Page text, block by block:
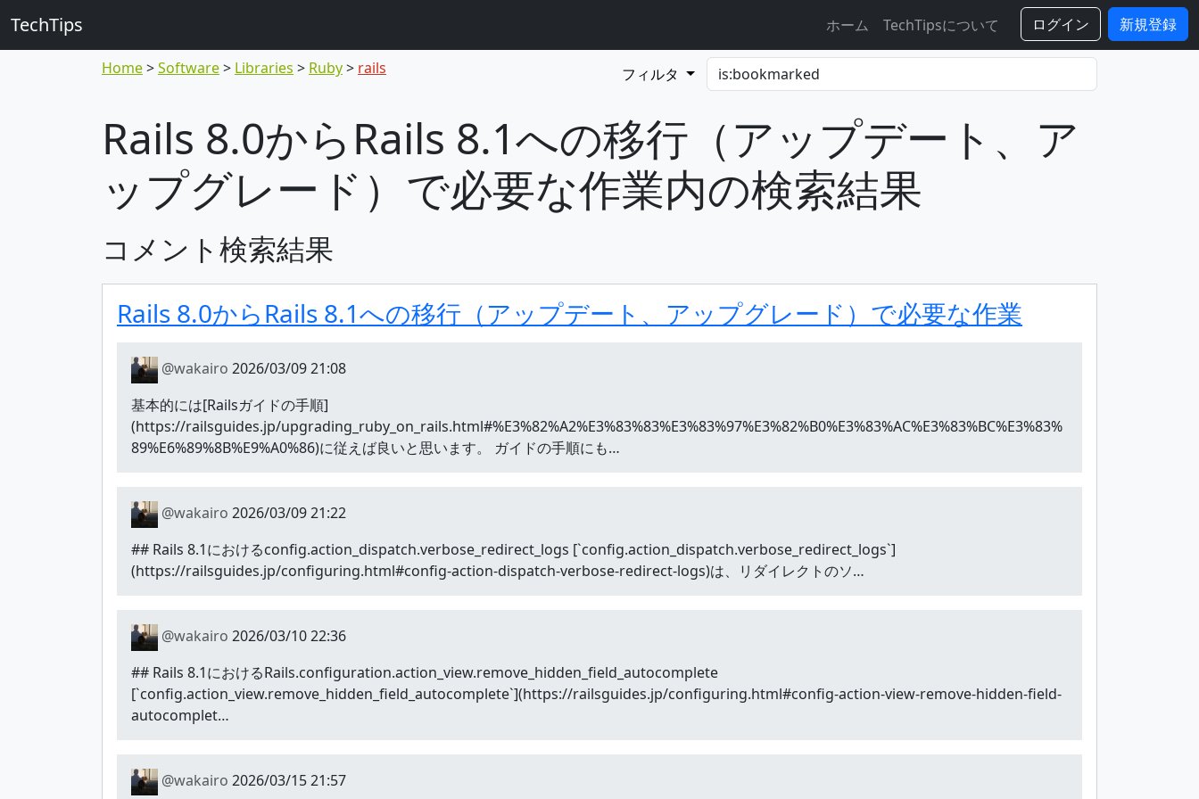
TechTips ホーム TechTipsについて ログイン 新規登録
Home Software Libraries Ruby rails フィルタ
Rails 8.0からRails 8.1への移行（アップデート、ア
ップグレード）で必要な作業内の検索結果
コメント検索結果
Rails 8.0からRails 8.1への移行（アップデート、アップグレード）で必要な作業
@wakairo 2026/03/09 21:08
基本的には[Railsガイドの手順]
(https://railsguides.jp/upgrading_ruby_on_rails.html#%E3%82%A2%E3%83%83%E3%83%97%E3%82%B0%E3%83%AC%E3%83%BC%E3%83%
89%E6%89%8B%E9%A0%86)に従えば良いと思います。 ガイドの手順にも…
@wakairo 2026/03/09 21:22
## Rails 8.1におけるconfig.action_dispatch.verbose_redirect_logs [`config.action_dispatch.verbose_redirect_logs`]
(https://railsguides.jp/configuring.html#config-action-dispatch-verbose-redirect-logs)は、リダイレクトのソ…
@wakairo 2026/03/10 22:36
## Rails 8.1におけるRails.configuration.action_view.remove_hidden_field_autocomplete
[`config.action_view.remove_hidden_field_autocomplete`](https://railsguides.jp/configuring.html#config-action-view-remove-hidden-field-
autocomplet…
@wakairo 2026/03/15 21:57